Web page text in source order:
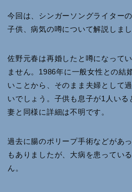
今回は、シンガーソングライター
子供、病気の噂について解説しまし
佐野元春は再婚したと噂になって
ません。1986年に一般女性との結
いことから、そのまま夫婦として
いでしょう。子供も息子が1人いる
妻と同様に詳細は不明です。
過去に腸のポリープ手術などがあ
もありましたが、大病を患ってい
ん。